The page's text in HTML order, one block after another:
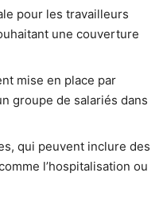
pour les travailleurs
une couverture
mise en place par
groupe de salariés dans
qui peuvent inclure des
l’hospitalisation ou